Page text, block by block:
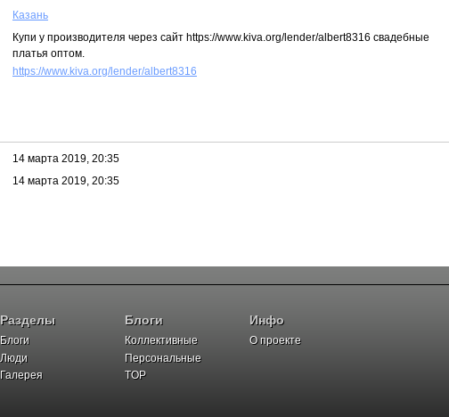
Казань
Купи у производителя через сайт https://www.kiva.org/lender/albert8316 свадебные
платья оптом.
https://www.kiva.org/lender/albert8316
14 марта 2019, 20:35
14 марта 2019, 20:35
Разделы
Блоги
Люди
Галерея
Блоги
Коллективные
Персональные
TOP
Инфо
О проекте